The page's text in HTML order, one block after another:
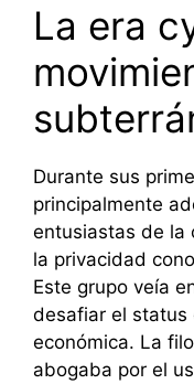
La era
Durante sus
principalmente
entusiastas de la
la privacidad
Este grupo veía
desafiar el status
económica. La
abogaba por el